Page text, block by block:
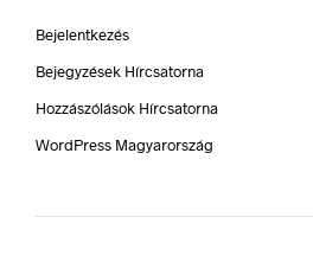
Bejelentkezés
Bejegyzések Hírcsatorna
Hozzászólások Hírcsatorna
WordPress Magyarország